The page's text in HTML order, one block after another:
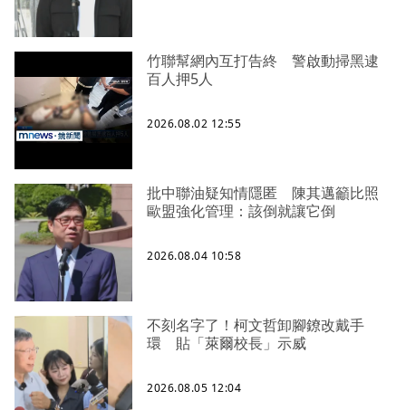
竹聯幫網內互打告終 警啟動掃黑逮
百人押5人
2026.08.02 12:55
批中聯油疑知情隱匿 陳其邁籲比照
歐盟強化管理：該倒就讓它倒
2026.08.04 10:58
不刻名字了！柯文哲卸腳鐐改戴手
環 貼「萊爾校長」示威
2026.08.05 12:04